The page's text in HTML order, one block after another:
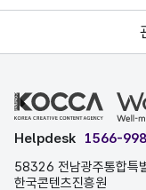
Helpdesk 1566-
58326 전남광주통합특
한국콘텐츠진흥원